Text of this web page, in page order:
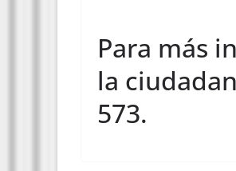
Para más
la
573.